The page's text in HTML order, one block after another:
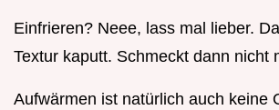
Einfrieren? Neee, lass mal lieber.
Textur kaputt. Schmeckt dann nicht
Aufwärmen ist natürlich auch keine